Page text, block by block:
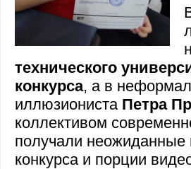
технического
конкурса, а в
иллюзиониста Петра
коллективом
получали неожиданные
конкурса и порции